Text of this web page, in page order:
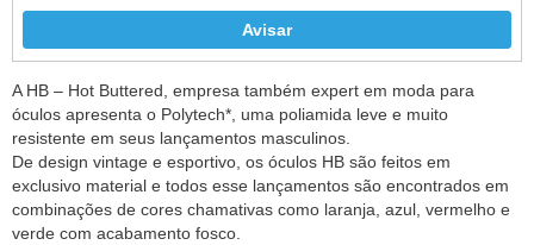
A HB – Hot Buttered, empresa também expert em moda para
óculos apresenta o Polytech*, uma poliamida leve e muito
resistente em seus lançamentos masculinos.
De design vintage e esportivo, os óculos HB são feitos em
exclusivo material e todos esse lançamentos são encontrados em
combinações de cores chamativas como laranja, azul, vermelho e
verde com acabamento fosco.